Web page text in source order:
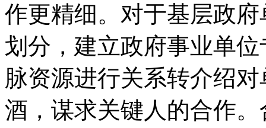
作更精细。对于基层政
划分，建立政府事业单
脉资源进行关系转介绍
酒，谋求关键人的合作